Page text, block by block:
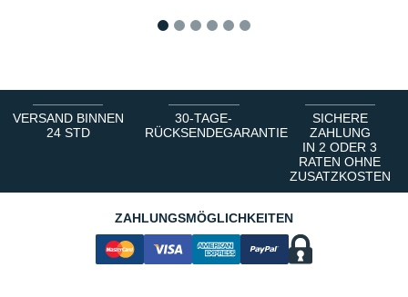
VERSAND BINNEN
24 STD
30-TAGE-
RÜCKSENDEGARANTIE
SICHERE
ZAHLUNG
IN 2 ODER 3
RATEN OHNE
ZUSATZKOSTEN
ZAHLUNGSMÖGLICHKEITEN